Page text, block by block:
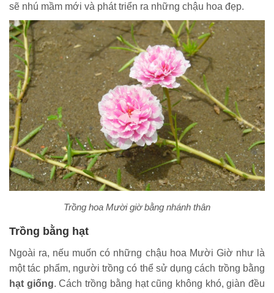
sẽ nhú mầm mới và phát triển ra những chậu hoa đẹp.
Trồng hoa Mười giờ bằng nhánh thân
Trồng bằng hạt
Ngoài ra, nếu muốn có những chậu hoa Mười Giờ như là
một tác phẩm, người trồng có thể sử dụng cách trồng bằng
hạt giống. Cách trồng bằng hạt cũng không khó, giàn đều